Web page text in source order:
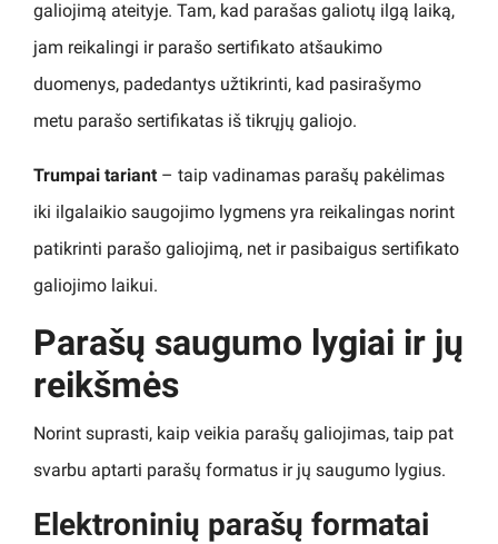
galiojimą ateityje. Tam, kad parašas galiotų ilgą laiką,
jam reikalingi ir parašo sertifikato atšaukimo
duomenys, padedantys užtikrinti, kad pasirašymo
metu parašo sertifikatas iš tikrųjų galiojo.
Trumpai tariant – taip vadinamas parašų pakėlimas
iki ilgalaikio saugojimo lygmens yra reikalingas norint
patikrinti parašo galiojimą, net ir pasibaigus sertifikato
galiojimo laikui.
Parašų saugumo lygiai ir jų
reikšmės
Norint suprasti, kaip veikia parašų galiojimas, taip pat
svarbu aptarti parašų formatus ir jų saugumo lygius.
Elektroninių parašų formatai